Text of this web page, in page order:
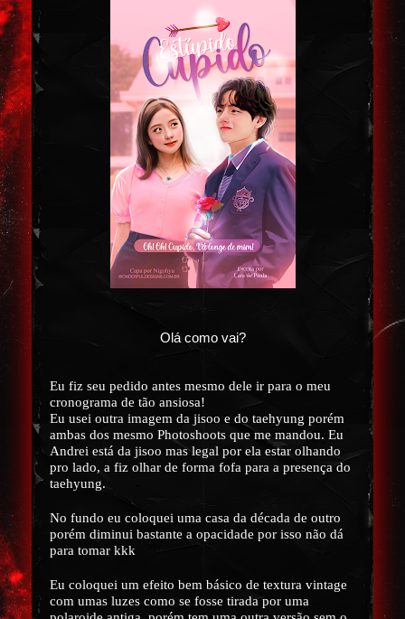
Olá como vai?
Eu fiz seu pedido antes mesmo dele ir para o meu
cronograma de tão ansiosa!
Eu usei outra imagem da jisoo e do taehyung porém
ambas dos mesmo Photoshoots que me mandou. Eu
Andrei está da jisoo mas legal por ela estar olhando
pro lado, a fiz olhar de forma fofa para a presença do
taehyung.
No fundo eu coloquei uma casa da década de outro
porém diminui bastante a opacidade por isso não dá
para tomar kkk
Eu coloquei um efeito bem básico de textura vintage
com umas luzes como se fosse tirada por uma